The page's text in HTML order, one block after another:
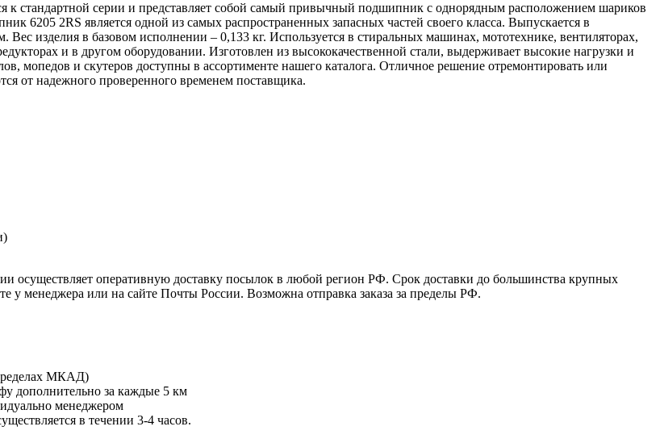
стандартной серии и представляет собой самый привычный подшипник с однорядным расположением шариков
6205 2RS является одной из самых распространенных запасных частей своего класса. Выпускается в
изделия в базовом исполнении – 0,133 кг. Используется в стиральных машинах, мототехнике, вентиляторах,
и в другом оборудовании. Изготовлен из высококачественной стали, выдерживает высокие нагрузки и
мопедов и скутеров доступны в ассортименте нашего каталога. Отличное решение отремонтировать или
от надежного проверенного временем поставщика.
осуществляет оперативную доставку посылок в любой регион РФ. Срок доставки до большинства крупных
у менеджера или на сайте Почты России. Возможна отправка заказа за пределы РФ.
МКАД)
дополнительно за каждые 5 км
менеджером
в течении 3-4 часов.